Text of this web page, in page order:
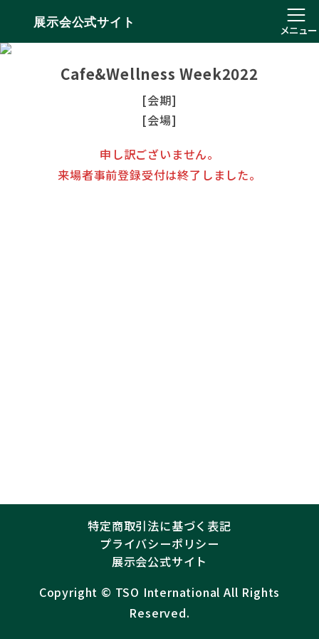
展示会公式サイト
メニュー
Cafe&Wellness Week2022
[会期]
[会場]
申し訳ございません。
来場者事前登録受付は終了しました。
特定商取引法に基づく表記
プライバシーポリシー
展示会公式サイト
Copyright ©︎ TSO International All Rights
Reserved.